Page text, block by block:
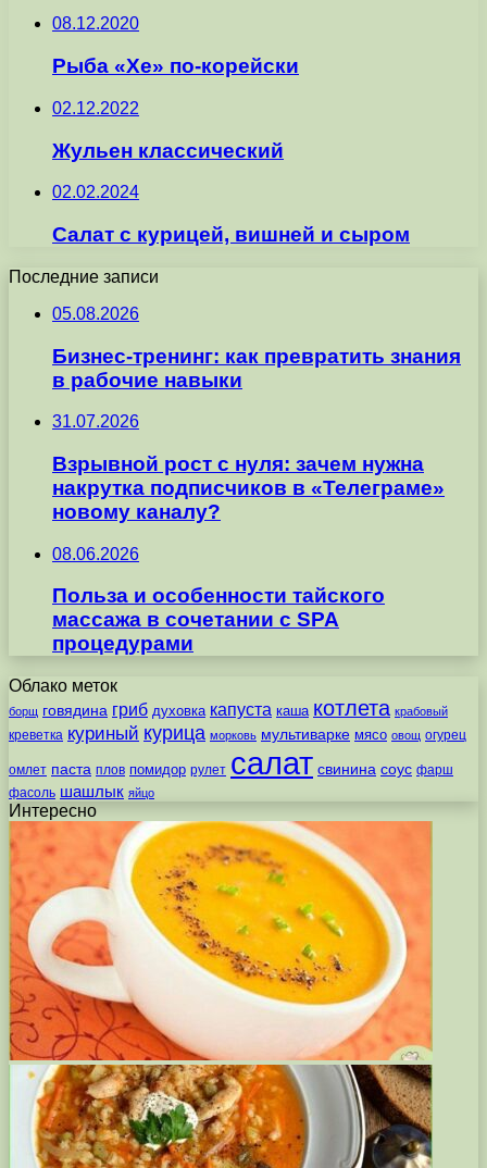
08.12.2020
Рыба «Хе» по-корейски
02.12.2022
Жульен классический
02.02.2024
Салат с курицей, вишней и сыром
Последние записи
05.08.2026
Бизнес-тренинг: как превратить знания
в рабочие навыки
31.07.2026
Взрывной рост с нуля: зачем нужна
накрутка подписчиков в «Телеграме»
новому каналу?
08.06.2026
Польза и особенности тайского
массажа в сочетании с SPA
процедурами
Облако меток
борщ говядина гриб духовка капуста каша котлета крабовый
креветка куриный курица морковь мультиварке мясо овощ огурец
омлет паста плов помидор рулет салат свинина соус фарш
фасоль шашлык яйцо
Интересно